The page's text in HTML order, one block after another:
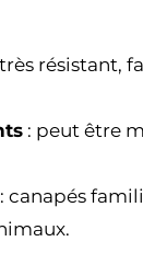
résistant,
: peut être
: canapés